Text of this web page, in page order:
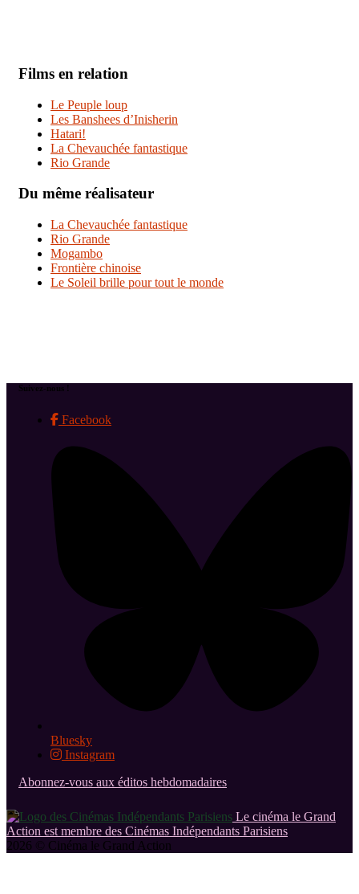
Films en relation
Le Peuple loup
Les Banshees d’Inisherin
Hatari!
La Chevauchée fantastique
Rio Grande
Du même réalisateur
La Chevauchée fantastique
Rio Grande
Mogambo
Frontière chinoise
Le Soleil brille pour tout le monde
Suivez-nous !
Facebook
Bluesky
Instagram
Abonnez-vous aux éditos hebdomadaires
Le cinéma le Grand
Action est membre des Cinémas Indépendants Parisiens
2026 © Cinéma le Grand Action